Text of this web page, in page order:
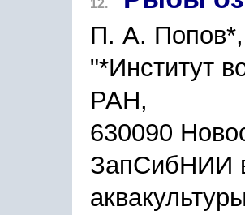
12.
П. А.
"*Институт
РАН,
630090
ЗапСибНИИ